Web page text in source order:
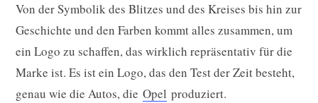
Von der Symbolik des Blitzes und des Kreises bis hin zur
Geschichte und den Farben kommt alles zusammen, um
ein Logo zu schaffen, das wirklich repräsentativ für die
Marke ist. Es ist ein Logo, das den Test der Zeit besteht,
genau wie die Autos, die Opel produziert.